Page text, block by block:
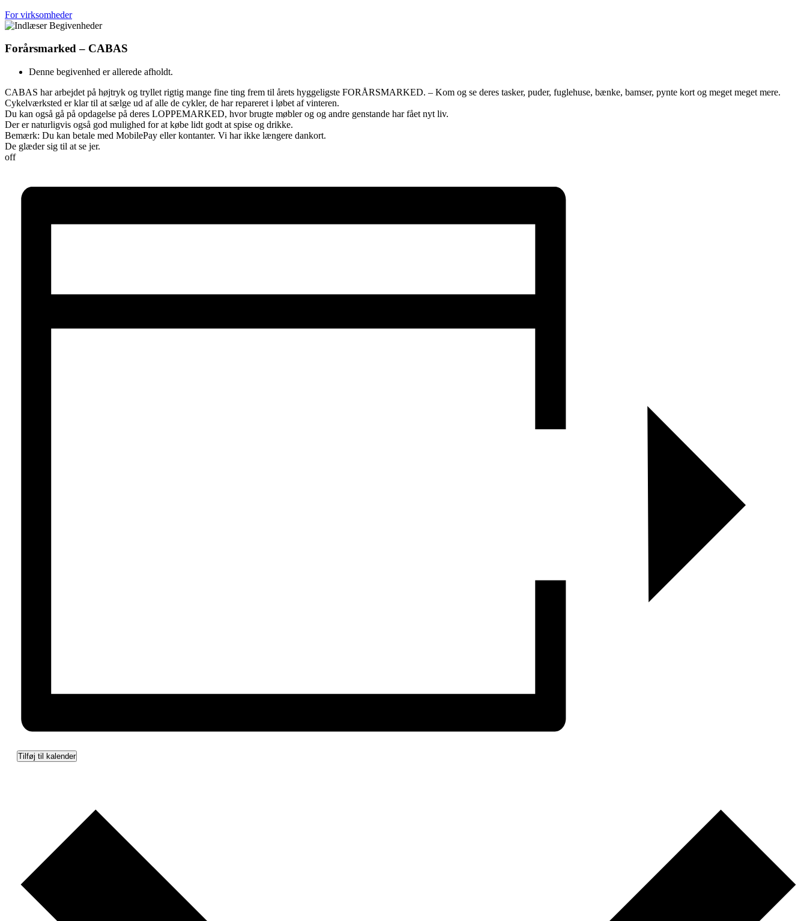
For virksomheder
Forårsmarked – CABAS
Denne begivenhed er allerede afholdt.
CABAS har arbejdet på højtryk og tryllet rigtig mange fine ting frem til årets hyggeligste FORÅRSMARKED. – Kom og se deres tasker, puder, fuglehuse, bænke, bamser, pynte kort og meget meget mere.
Cykelværksted er klar til at sælge ud af alle de cykler, de har repareret i løbet af vinteren.
Du kan også gå på opdagelse på deres LOPPEMARKED, hvor brugte møbler og og andre genstande har fået nyt liv.
Der er naturligvis også god mulighed for at købe lidt godt at spise og drikke.
Bemærk: Du kan betale med MobilePay eller kontanter. Vi har ikke længere dankort.
De glæder sig til at se jer.
off
Tilføj til kalender